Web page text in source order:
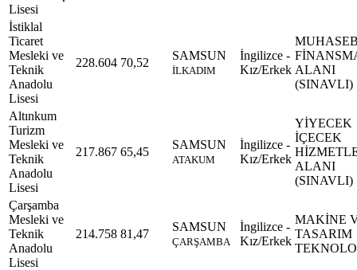
Lisesi
İstiklal
Ticaret
Mesleki ve
Teknik
Anadolu
Lisesi
228.604 70,52
SAMSUN
İLKADIM
İngilizce -
Kız/Erkek ALANI
(SINAVLI)
Altınkum
Turizm
Mesleki ve
Teknik
Anadolu
Lisesi
217.867 65,45
SAMSUN
ATAKUM
İngilizce -
Kız/Erkek
YİYECEK
İÇECEK
ALANI
(SINAVLI)
Çarşamba
Mesleki ve
Teknik
Anadolu
Lisesi
214.758 81,47
SAMSUN
ÇARŞAMBA
İngilizce -
Kız/Erkek
MAKİNE
TASARIM